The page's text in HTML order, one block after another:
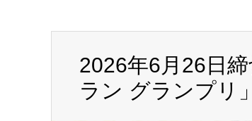
2026年6月26日
ラン グランプリ」